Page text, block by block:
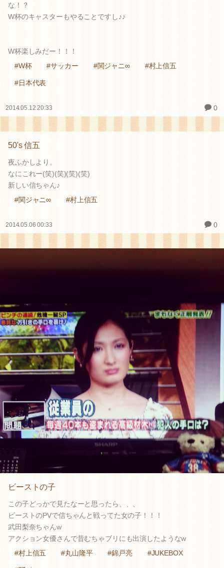
な！？
W杯のキャスターもやることですし♪♪
W杯楽しみだー！！！
#W杯
#サッカー #関ジャニ∞ #村上信五
#日本代表
2014.05.12 20:33 0
50's 信五
夜ふかしより。
なにこれー(笑)(笑)(笑)(笑)
新しい信ちゃん♪
#関ジャニ∞
#村上信五
2014.05.06 00:33 0
ビーストの子
この子どっかで見たなーと思ったら、、、
ビーストのPVで信ちゃんと戦ってた女の子！！！
武田梨奈ちゃんw
アクション女優さんで昔むちゃブリにも出演したようなw
#村上信五
#丸山隆平 #錦戸亮 #JUKEBOX